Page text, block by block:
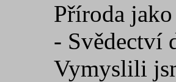
Příroda
- Svědectví
Vymyslili